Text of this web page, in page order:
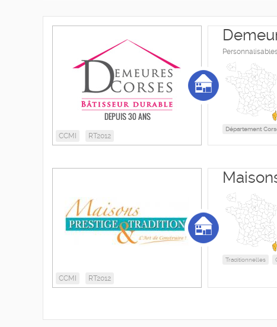
CCMI RT2012
Département
CCMI RT2012
Traditionnelles